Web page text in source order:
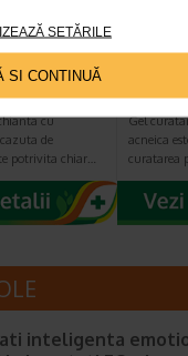
SETĂRILE
SI CONTINUĂ
Spuma
ten cu
cu
de
potrivita chiar…
Gel
acneica
curatarea
inteligenta